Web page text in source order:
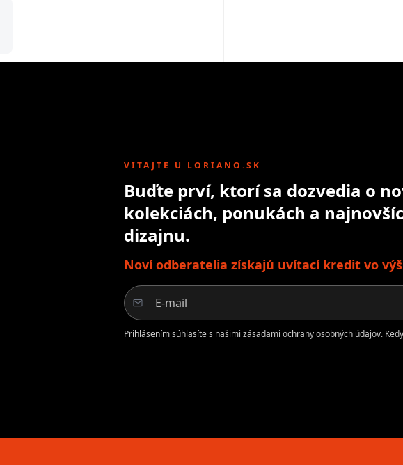
VITAJTE U LORIANO.SK
Buďte prví, ktorí sa dozvedia o
kolekciách, ponukách a
dizajnu.
Noví odberatelia získajú uvítací kredit vo
Prihlásením súhlasíte s našimi zásadami ochrany osobných údajov.